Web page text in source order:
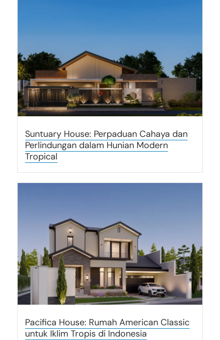
Suntuary House: Perpaduan Cahaya dan
Perlindungan dalam Hunian Modern
Tropical
Pacifica House: Rumah American Classic
untuk Iklim Tropis di Indonesia